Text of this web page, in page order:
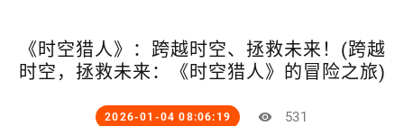
《时空猎人》：跨越时空、拯救未来！(跨越
时空，拯救未来：《时空猎人》的冒险之旅)
2026-01-04 08:06:19 531